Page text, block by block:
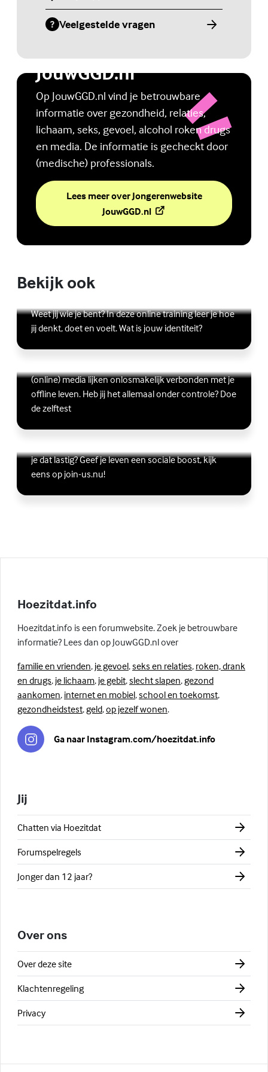
Veelgestelde vragen
(Externe link)
Jongerenwebsite
JouwGGD.nl
Op JouwGGD.nl vind je betrouwbare
informatie over gezondheid, relaties,
lichaam, seks, gevoel, alcohol roken drugs
en media. De informatie is gecheckt door
(medische) professionals.
Lees meer over Jongerenwebsite
JouwGGD.nl(Externe link)
Bekijk ook
Online zelfhulptraining - Wie ben ik?
Weet jij wie je bent? In deze online training leer je hoe
jij denkt, doet en voelt. Wat is jouw identiteit?
Lees meer over Online zelfhulptraining - Wie ben ik?
(Externe link)
Ben jij digitaal in balans?
(online) media lijken onlosmakelijk verbonden met je
offline leven. Heb jij het allemaal onder controle? Doe
de zelftest
Lees meer over Ben jij digitaal in balans?
(Externe link)
Vriendschap
je dat lastig? Geef je leven een sociale boost, kijk
eens op join-us.nu!
Lees meer over Vriendschap
(Externe link)
Hoezitdat.info
Hoezitdat.info is een forumwebsite. Zoek je betrouwbare
informatie? Lees dan op JouwGGD.nl over
familie en vrienden, je gevoel,seks en relaties, roken, drank
en drugs, je lichaam, je gebit,slecht slapen, gezond
aankomen, internet en mobiel,school en toekomst,
gezondheidstest, geld,op jezelf wonen.
Ga naar Instagram.com/hoezitdat.info
Jij
Chatten via Hoezitdat
Forumspelregels
Jonger dan 12 jaar?
Over ons
Over deze site
Klachtenregeling
Privacy